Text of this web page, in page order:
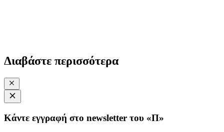
Διαβάστε περισσότερα
Κάντε εγγραφή στο newsletter του «Π»